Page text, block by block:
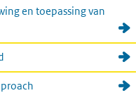
en toepassing van